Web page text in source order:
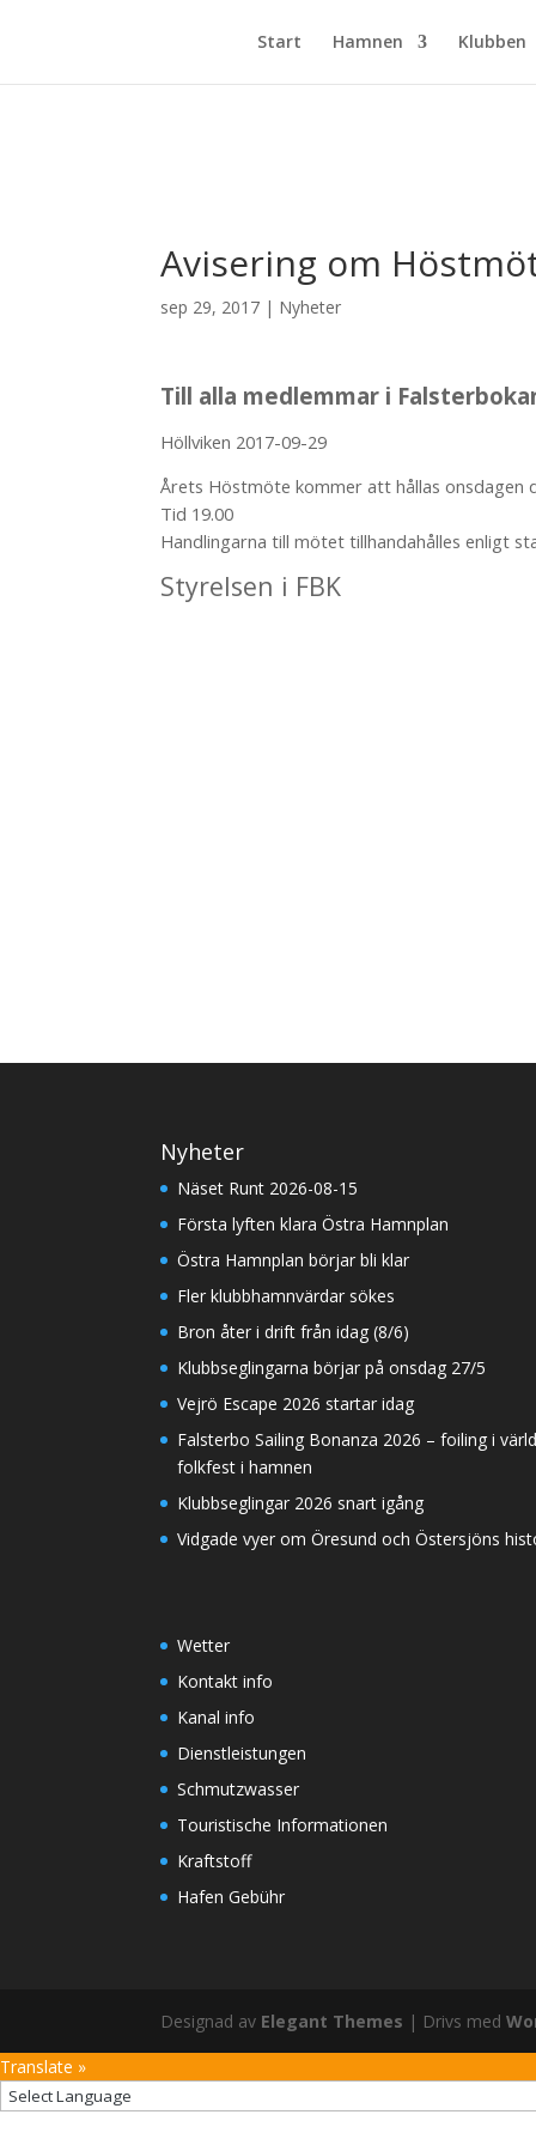
Start Hamnen Klubben
Avisering om
sep 29, 2017 | Nyheter
Till alla medlemmar i
Höllviken 2017-09-29
Årets Höstmöte kommer att hållas onsdagen
Tid 19.00
Handlingarna till mötet tillhandahålles enligt
Styrelsen i FBK
Nyheter
Näset Runt 2026-08-15
Första lyften klara Östra Hamnplan
Östra Hamnplan börjar bli klar
Fler klubbhamnvärdar sökes
Bron åter i drift från idag (8/6)
Klubbseglingarna börjar på onsdag 27/5
Vejrö Escape 2026 startar idag
Falsterbo Sailing Bonanza 2026 – foiling i
folkfest i hamnen
Klubbseglingar 2026 snart igång
Vidgade vyer om Öresund och Östersjöns
Wetter
Kontakt info
Kanal info
Dienstleistungen
Schmutzwasser
Touristische Informationen
Kraftstoff
Hafen Gebühr
Designad av Elegant Themes | Drivs med
Translate »